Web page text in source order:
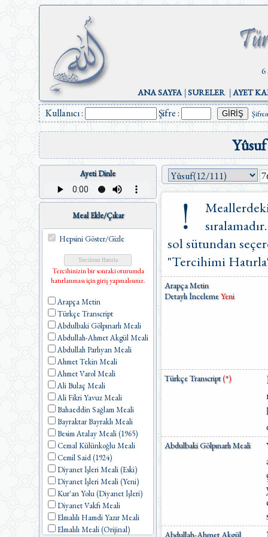
6
ANA SAYFA|SURELER|AYET
Kullanıcı : Şifre :
Ayeti Dinle
Meal Ekle/Çıkar
Hepsini Göster/Gizle
Tercihinizin bir sonraki oturumda
hatırlanması için giriş yapmalısınız.
Arapça Metin
Türkçe Transcript
Abdulbaki Gölpınarlı Meali
Abdullah-Ahmet Akgül Meali
Abdullah Parlıyan Meali
Ahmet Tekin Meali
Ahmet Varol Meali
Ali Bulaç Meali
Ali Fikri Yavuz Meali
Bahaeddin Sağlam Meali
Bayraktar Bayraklı Meali
Besim Atalay Meali (1965)
Cemal Külünkoğlu Meali
Cemil Said (1924)
Diyanet İşleri Meali (Eski)
Diyanet İşleri Meali (Yeni)
Kur'an Yolu (Diyanet İşleri)
Diyanet Vakfı Meali
Elmalılı Hamdi Yazır Meali
Elmalılı Meali (Orijinal)
sol sütundan
"Tercihimi
Arapça Metin
Detaylı İncelemeYeni
Türkçe Transcript(*)
Abdulbaki Gölpınarlı Meali